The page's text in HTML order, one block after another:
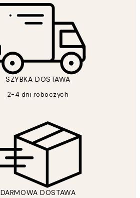
SZYBKA DOSTAWA
2-4 dni roboczych
DARMOWA DOSTAWA